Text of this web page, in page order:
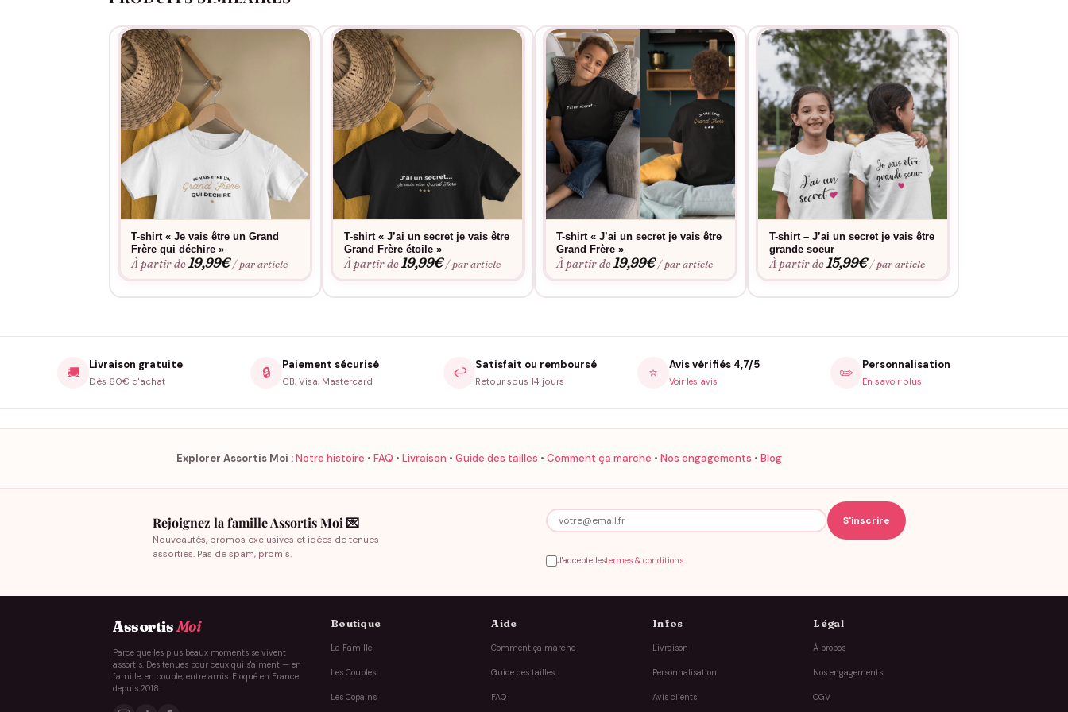
T-shirt « Je vais être un Grand
Frère qui déchire »
À partir de19,99€ / par article
T-shirt « J’ai un secret je vais être
Grand Frère étoile »
À partir de19,99€ / par article
T-shirt « J’ai un secret je vais être
Grand Frère »
À partir de19,99€ / par article
T-shirt – J’ai un secret je vais être
grande soeur
À partir de15,99€ / par article
🚚 Livraison gratuite
Dès 60€ d'achat
🔒 Paiement sécurisé
CB, Visa, Mastercard
↩️ Satisfait ou remboursé
Retour sous 14 jours
⭐ Avis vérifiés 4,7/5
Voir les avis ✏️ Personnalisation
En savoir plus
Explorer Assortis Moi :Notre histoire • FAQ • Livraison • Guide des tailles • Comment ça marche • Nos engagements • Blog
Rejoignez la famille Assortis Moi 💌
Nouveautés, promos exclusives et idées de tenues
assorties. Pas de spam, promis.
J'accepte lestermes & conditions
AssortisMoi
Parce que les plus beaux moments se vivent
assortis. Des tenues pour ceux qui s'aiment — en
famille, en couple, entre amis. Floqué en France
depuis 2018.
Boutique
La Famille
Les Couples
Les Copains
Aide
Comment ça marche
Guide des tailles
FAQ
Infos
Livraison
Personnalisation
Avis clients
Légal
À propos
Nos engagements
CGV